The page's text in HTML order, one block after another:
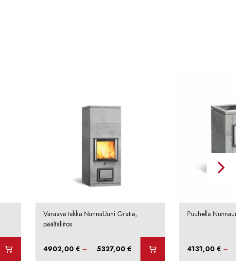
Varaava takka NunnaUuni Gratia,
päältäliitos
4902,00 € – 5327,00 €Hintaluokka:
Puuhella
4131,00 € –